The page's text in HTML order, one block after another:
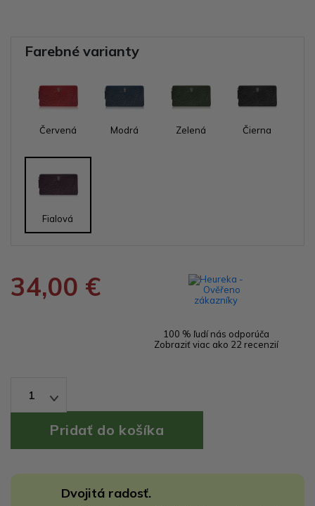
Farebné varianty
Červená Modrá Zelená Čierna
Fialová
34,00 €
100 % ľudí nás odporúča
Zobraziť viac ako 22 recenzií
1
Dvojitá radosť.